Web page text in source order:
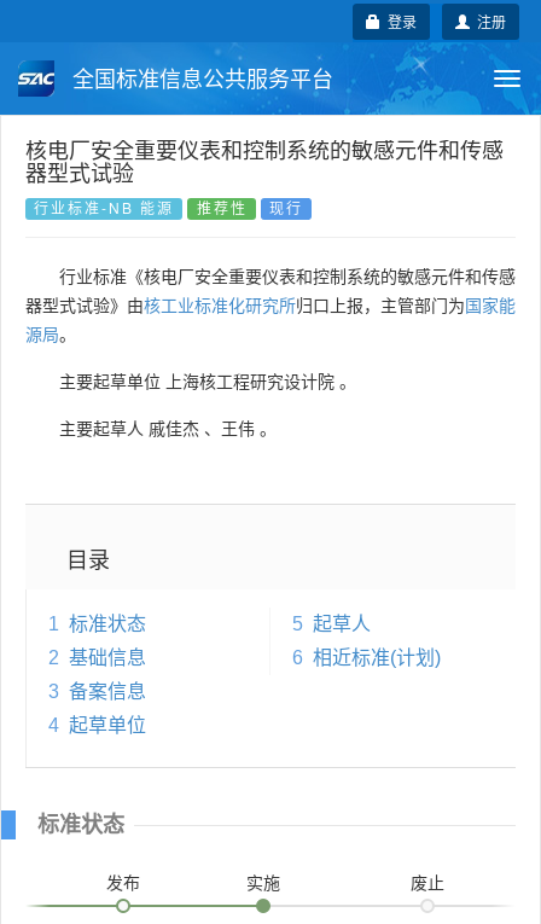
注册
登录
全国标准信息公共服务平台
国家标准 行业标准 地方标准
团体标准 企业标准
国外标准 技术委员会
核电厂安全重要仪表和控制系统的敏感元件和传感
器型式试验
行业标准-NB 能源 推荐性 现行
行业标准《核电厂安全重要仪表和控制系统的敏感元件和传感
器型式试验》由核工业标准化研究所归口上报，主管部门为国家能
源局。
主要起草单位 上海核工程研究设计院 。
主要起草人 戚佳杰 、 王伟 。
目录
1 标准状态
2 基础信息
3 备案信息
4 起草单位
5 起草人
6 相近标准(计划)
标准状态
发布 实施 废止